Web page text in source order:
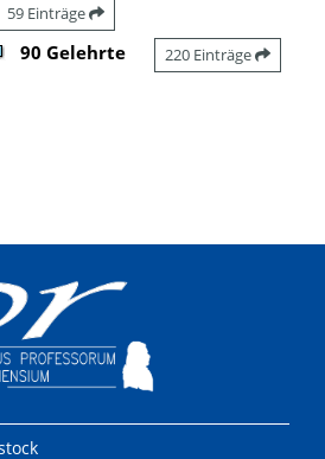
59 Einträge
90 Gelehrte 220 Einträge